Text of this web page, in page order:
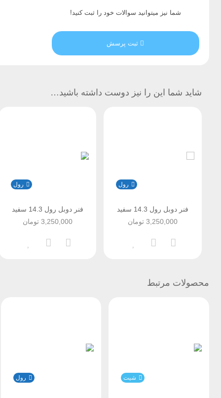
شما نیز میتوانید سوالات خود را ثبت کنید!
شاید شما این را نیز دوست داشته باشید…
رول
فنر دوبل رول 14.3 سفید
تومان3,250,000
رول
فنر دوبل رول 14.3 سفید
تومان3,250,000
محصولات مرتبط
شیت رول